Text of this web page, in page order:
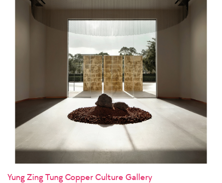
Yung Zing Tung Copper Culture Gallery